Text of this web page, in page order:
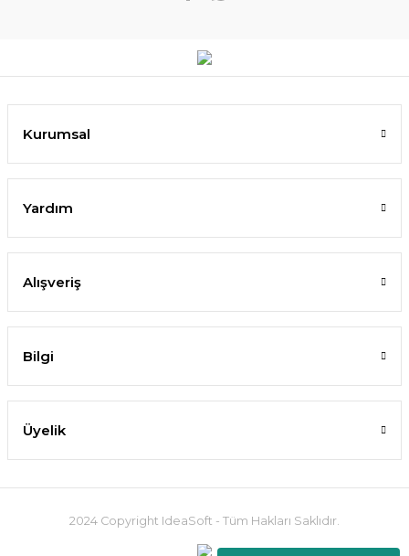
Kurumsal
Yardım
Alışveriş
Bilgi
Üyelik
2024 Copyright IdeaSoft - Tüm Hakları Saklıdır.